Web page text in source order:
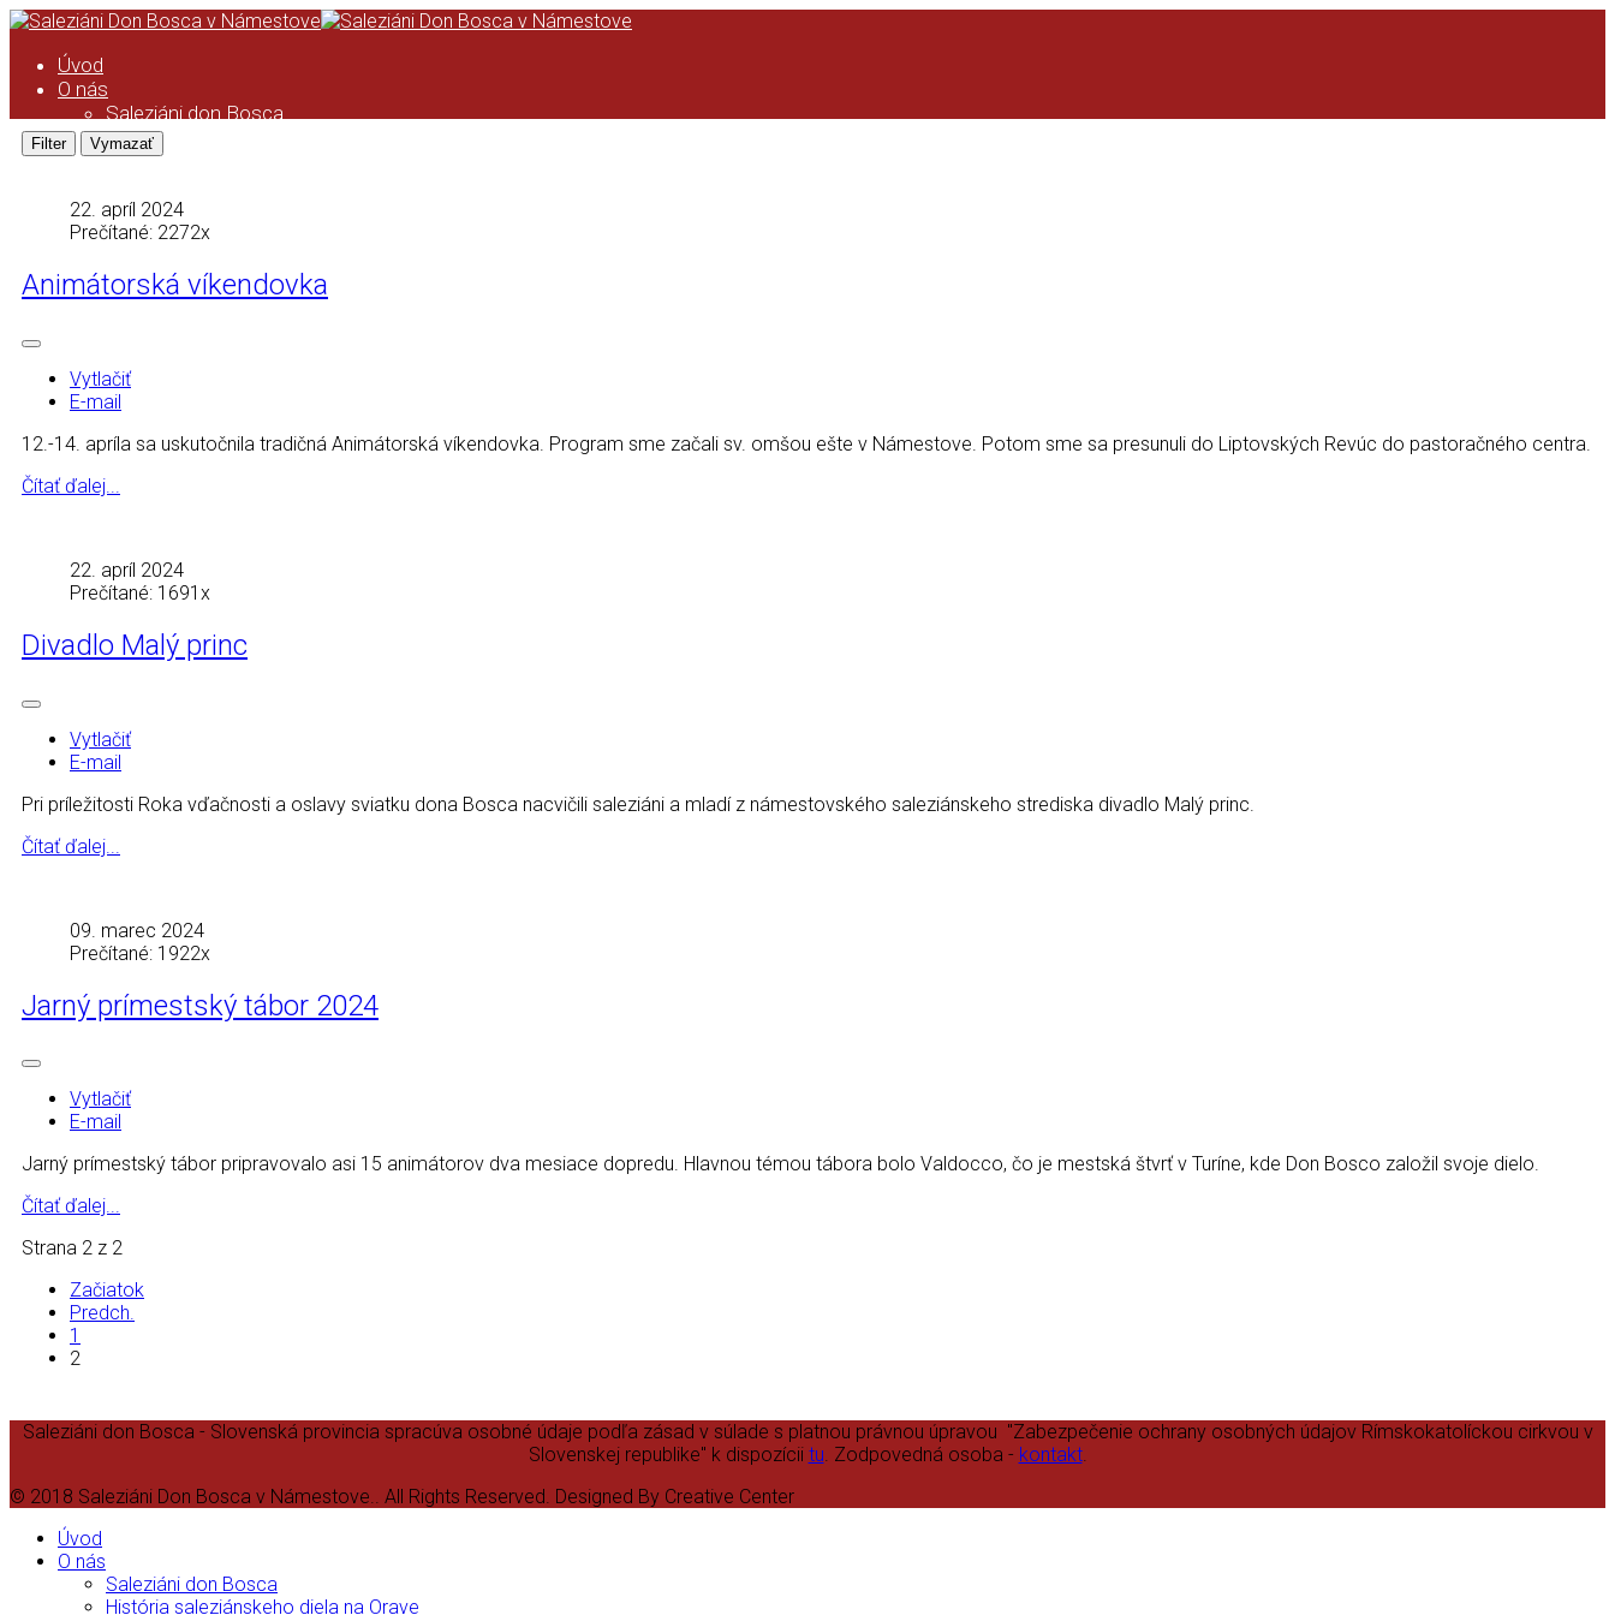
Úvod
O nás
Saleziáni don Bosca
História saleziánskeho diela na
Orave
Podcast
Kalendár
Kronika ASC
Taktovka
Formácia ZMP
Pravidlá ZMP
Zo života strediska
Videá
22. apríl 2024
Prečítané: 2272x
Animátorská víkendovka
Vytlačiť
E-mail
12.-14. apríla sa uskutočnila tradičná Animátorská víkendovka. Program sme začali sv. omšou ešte v Námestove. Potom sme sa presunuli do Liptovských Revúc do pastoračného centra.
Čítať ďalej...
22. apríl 2024
Prečítané: 1691x
Divadlo Malý princ
Vytlačiť
E-mail
Pri príležitosti Roka vďačnosti a oslavy sviatku dona Bosca nacvičili saleziáni a mladí z námestovského saleziánskeho strediska divadlo Malý princ.
Čítať ďalej...
09. marec 2024
Prečítané: 1922x
Jarný prímestský tábor 2024
Vytlačiť
E-mail
Jarný prímestský tábor pripravovalo asi 15 animátorov dva mesiace dopredu. Hlavnou témou tábora bolo Valdocco, čo je mestská štvrť v Turíne, kde Don Bosco založil svoje dielo.
Čítať ďalej...
Strana 2 z 2
Začiatok
Predch.
1
2
Saleziáni don Bosca - Slovenská provincia spracúva osobné údaje podľa zásad v súlade s platnou právnou úpravou "Zabezpečenie ochrany osobných údajov Rímskokatolíckou cirkvou v
Slovenskej republike" k dispozícii tu. Zodpovedná osoba - kontakt.
© 2018 Saleziáni Don Bosca v Námestove.. All Rights Reserved. Designed By Creative Center
Úvod
O nás
Saleziáni don Bosca
História saleziánskeho diela na Orave